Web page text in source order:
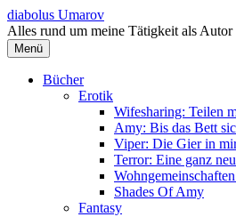
Springe
zum
Inhalt
diabolus Umarov
Alles rund um meine Tätigkeit als Autor
Menü
Bücher
Erotik
Wifesharing: Teilen
Amy: Bis das Bett
Viper: Die Gier in
Terror: Eine ganz
Shades Of Amy
Fantasy